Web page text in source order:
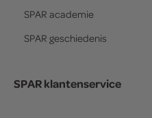
SPAR academie
SPAR geschiedenis
SPAR klantenservice